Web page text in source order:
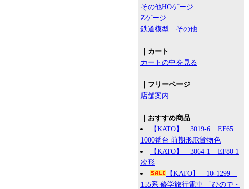
その他HOゲージ
Zゲージ
鉄道模型 その他
｜カート
カートの中を見る
｜フリーページ
店舗案内
｜おすすめ商品
【KATO】 3019-6 EF65
1000番台 前期形JR貨物色
【KATO】 3064-1 EF80 1
次形
【KATO】 10-1299
155系 修学旅行電車 「ひので・